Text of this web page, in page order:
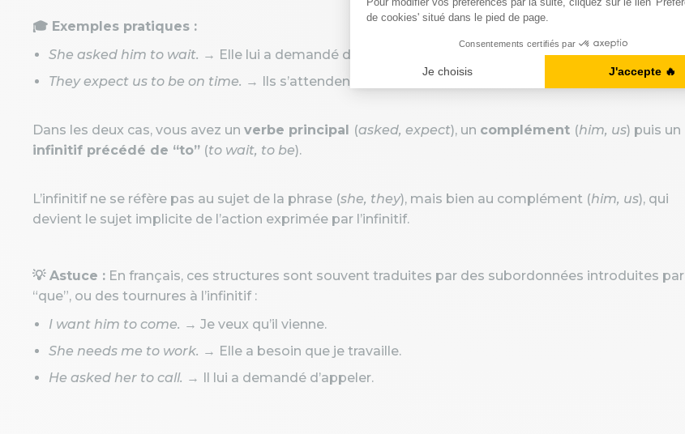
🎓 Exemples pratiques :
She asked him to wait. → Elle lui a demandé d’attendre.
They expect us to be on time. → Ils s’attendent à ce que nous soyons à l’heure.
Dans les deux cas, vous avez un verbe principal (asked, expect), un complément (him, us) puis un
infinitif précédé de “to” (to wait, to be).
L’infinitif ne se réfère pas au sujet de la phrase (she, they), mais bien au complément (him, us), qui
devient le sujet implicite de l’action exprimée par l’infinitif.
💡 Astuce : En français, ces structures sont souvent traduites par des subordonnées introduites par
“que”, ou des tournures à l’infinitif :
I want him to come. → Je veux qu’il vienne.
She needs me to work. → Elle a besoin que je travaille.
He asked her to call. → Il lui a demandé d’appeler.